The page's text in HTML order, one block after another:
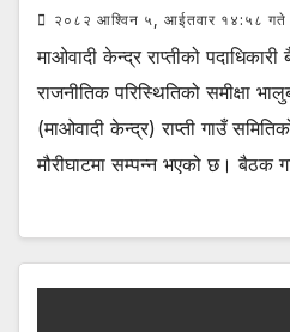
२०८२ आश्विन ५, आईतवार १४:५८ गते
माओवादी केन्द्र राप्तीको
राजनीतिक परिस्थितिको समीक्षा
(माओवादी केन्द्र) राप्ती गाउँ
मौरीघाटमा सम्पन्न भएको छ। बैठक